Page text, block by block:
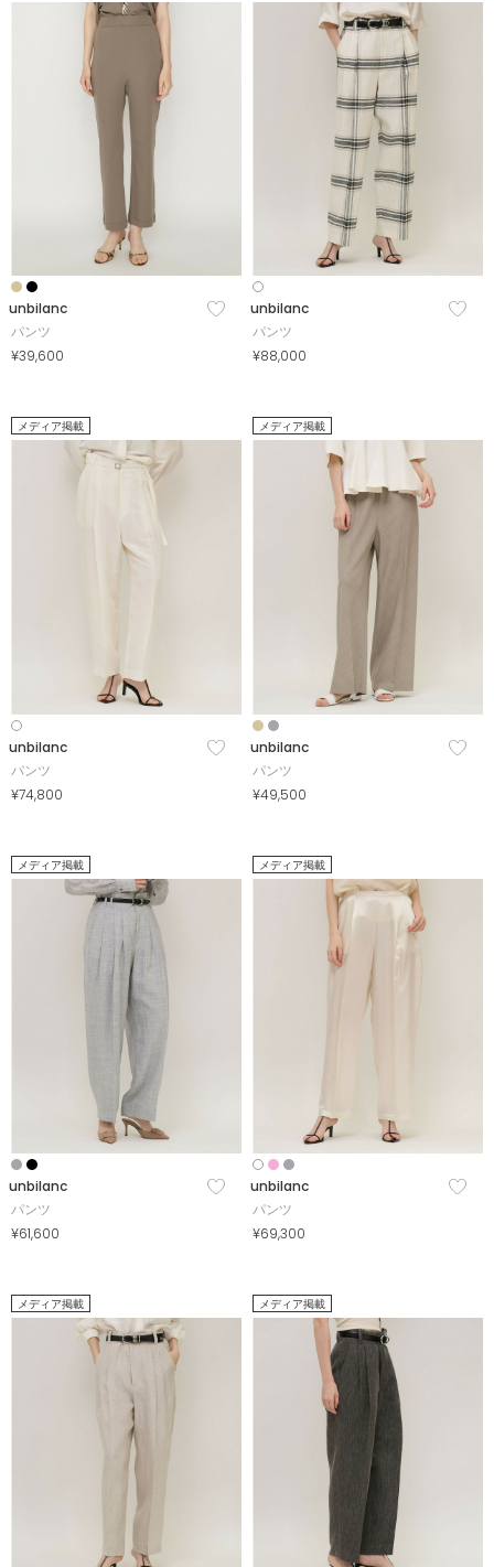
unbilanc
パンツ
¥39,600
unbilanc
パンツ
¥88,000
メディア掲載
unbilanc
パンツ
¥74,800
メディア掲載
unbilanc
パンツ
¥49,500
メディア掲載
unbilanc
パンツ
¥61,600
メディア掲載
unbilanc
パンツ
¥69,300
メディア掲載 メディア掲載